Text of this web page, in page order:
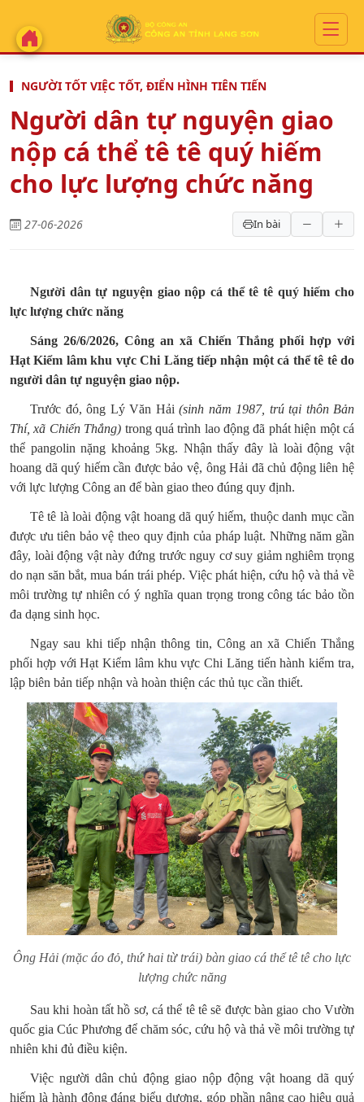
NGƯỜI TỐT VIỆC TỐT, ĐIỂN HÌNH TIÊN TIẾN
Người dân tự nguyện giao
nộp cá thể tê tê quý hiếm
cho lực lượng chức năng
27-06-2026 In bài
Người dân tự nguyện giao nộp cá thể tê tê quý hiếm cho
lực lượng chức năng
Sáng 26/6/2026, Công an xã Chiến Thắng phối hợp với
Hạt Kiểm lâm khu vực Chi Lăng tiếp nhận một cá thể tê tê do
người dân tự nguyện giao nộp.
Trước đó, ông Lý Văn Hải (sinh năm 1987, trú tại thôn Bản
Thí, xã Chiến Thắng) trong quá trình lao động đã phát hiện một cá
thể pangolin nặng khoảng 5kg. Nhận thấy đây là loài động vật
hoang dã quý hiếm cần được bảo vệ, ông Hải đã chủ động liên hệ
với lực lượng Công an để bàn giao theo đúng quy định.
Tê tê là loài động vật hoang dã quý hiếm, thuộc danh mục cần
được ưu tiên bảo vệ theo quy định của pháp luật. Những năm gần
đây, loài động vật này đứng trước nguy cơ suy giảm nghiêm trọng
do nạn săn bắt, mua bán trái phép. Việc phát hiện, cứu hộ và thả về
môi trường tự nhiên có ý nghĩa quan trọng trong công tác bảo tồn
đa dạng sinh học.
Ngay sau khi tiếp nhận thông tin, Công an xã Chiến Thắng
phối hợp với Hạt Kiểm lâm khu vực Chi Lăng tiến hành kiểm tra,
lập biên bản tiếp nhận và hoàn thiện các thủ tục cần thiết.
Ông Hải (mặc áo đỏ, thứ hai từ trái) bàn giao cá thể tê tê cho lực
lượng chức năng
Sau khi hoàn tất hồ sơ, cá thể tê tê sẽ được bàn giao cho Vườn
quốc gia Cúc Phương để chăm sóc, cứu hộ và thả về môi trường tự
nhiên khi đủ điều kiện.
Việc người dân chủ động giao nộp động vật hoang dã quý
hiếm là hành động đáng biểu dương, góp phần nâng cao hiệu quả